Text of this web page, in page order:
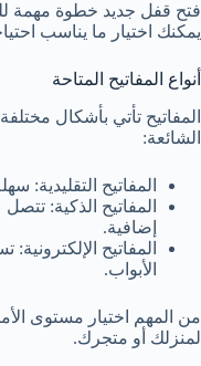
فتح قفل جديد خطوة مهمة
يمكنك اختيار ما يناسب
أنواع المفاتيح المتاحة
المفاتيح تأتي بأشكال
الشائعة:
المفاتيح التقليدية:
المفاتيح الذكية:
إضافية.
المفاتيح
الأبواب.
من المهم اختيار مستوى
لمنزلك أو متجرك.